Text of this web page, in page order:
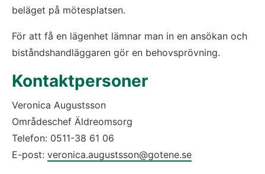
beläget på mötesplatsen.
För att få en lägenhet lämnar man in en ansökan och
biståndshandläggaren gör en behovsprövning.
Kontaktpersoner
Veronica Augustsson
Områdeschef Äldreomsorg
Telefon: 0511-38 61 06
E-post: veronica.augustsson@gotene.se